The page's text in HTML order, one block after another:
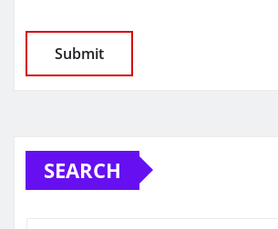
SEARCH